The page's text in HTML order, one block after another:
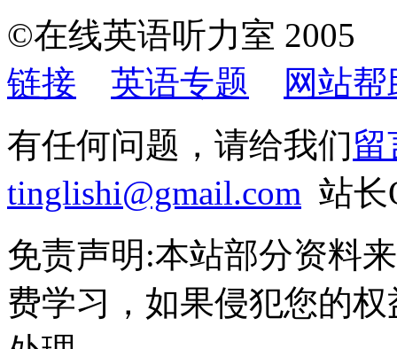
©在线英语听力室
链接
英语专题
网站帮
有任何问题，请给我们留
tinglishi@gmail.com 站长
免责声明:本站部分资料
费学习，如果侵犯您的